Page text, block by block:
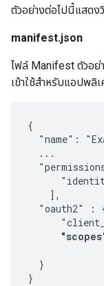
ตัวอย่างต่อไปนี้แสดง
manifest.json
ไฟล์ Manifest ตัวอย่
เข้าใช้สำหรับแอปพลิ
{
"name":
  ...
    ],
"oauth2" :
  }
}